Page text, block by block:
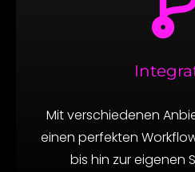
Mit verschiedenen
einen perfekten
bis hin zur eigenen